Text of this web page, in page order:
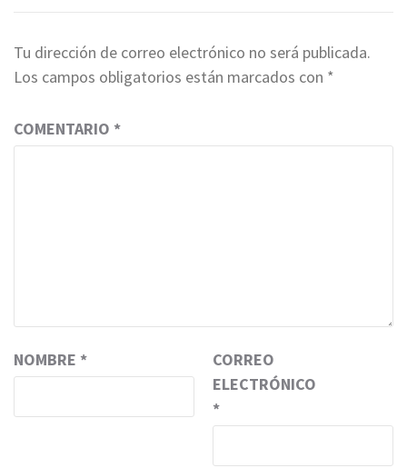
Tu dirección de correo electrónico no será publicada.
Los campos obligatorios están marcados con *
COMENTARIO *
NOMBRE *
CORREO
ELECTRÓNICO
*